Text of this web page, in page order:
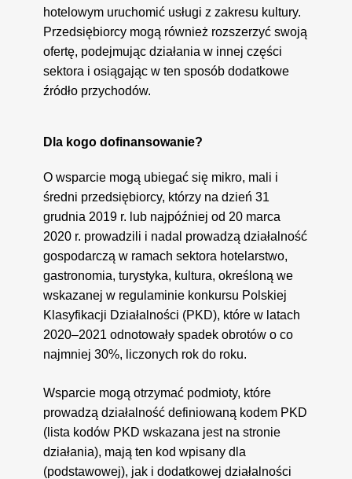
hotelowym uruchomić usługi z zakresu kultury.
Przedsiębiorcy mogą również rozszerzyć swoją
ofertę, podejmując działania w innej części
sektora i osiągając w ten sposób dodatkowe
źródło przychodów.
Dla kogo dofinansowanie?
O wsparcie mogą ubiegać się mikro, mali i
średni przedsiębiorcy, którzy na dzień 31
grudnia 2019 r. lub najpóźniej od 20 marca
2020 r. prowadzili i nadal prowadzą działalność
gospodarczą w ramach sektora hotelarstwo,
gastronomia, turystyka, kultura, określoną we
wskazanej w regulaminie konkursu Polskiej
Klasyfikacji Działalności (PKD), które w latach
2020­–2021 odnotowały spadek obrotów o co
najmniej 30%, liczonych rok do roku.
Wsparcie mogą otrzymać podmioty, które
prowadzą działalność definiowaną kodem PKD
(lista kodów PKD wskazana jest na stronie
działania), mają ten kod wpisany dla
(podstawowej), jak i dodatkowej działalności